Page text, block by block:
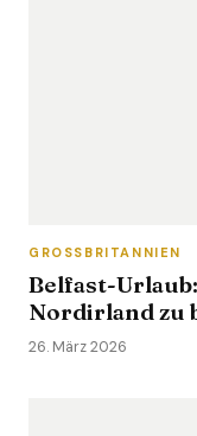
GROSSBRITANNIEN
Belfast-
Nordirland zu
26. März 2026